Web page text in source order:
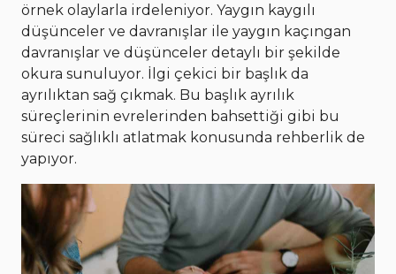
örnek olaylarla irdeleniyor. Yaygın kaygılı
düşünceler ve davranışlar ile yaygın kaçıngan
davranışlar ve düşünceler detaylı bir şekilde
okura sunuluyor. İlgi çekici bir başlık da
ayrılıktan sağ çıkmak. Bu başlık ayrılık
süreçlerinin evrelerinden bahsettiği gibi bu
süreci sağlıklı atlatmak konusunda rehberlik de
yapıyor.